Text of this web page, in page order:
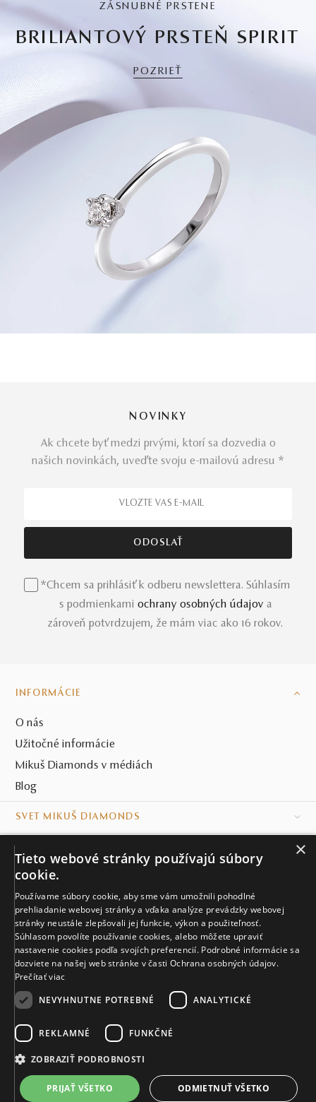
ZÁSNUBNÉ PRSTENE
BRILIANTOVÝ PRSTEŇ SPIRIT
POZRIEŤ
1 647 €
DO KOŠÍKA
NOVINKY
Ak chcete byť medzi prvými, ktorí sa dozvedia o
našich novinkách, uveďte svoju e-mailovú adresu *
*Chcem sa prihlásiť k odberu newslettera. Súhlasím
s podmienkami ochrany osobných údajov a
zároveň potvrdzujem, že mám viac ako 16 rokov.
INFORMÁCIE
O nás
Užitočné informácie
Mikuš Diamonds v médiách
Blog
SVET MIKUŠ DIAMONDS
KONTAKT
Naše klenotníctva
Sídlo spoločnosti
© MIKUŠ DIAMONDS, A.S. 2026. VŠETKY PRÁVA VYHRADENÉ.
×
Tieto webové stránky používajú súbory
cookie.
Používame súbory cookie, aby sme vám umožnili pohodlné
prehliadanie webovej stránky a vďaka analýze prevádzky webovej
stránky neustále zlepšovali jej funkcie, výkon a použiteľnosť.
Súhlasom povolíte používanie cookies, alebo môžete upraviť
nastavenie cookies podľa svojích preferencií. Podrobné informácie sa
dozviete na našej web stránke v časti Ochrana osobných údajov.
Prečítať viac
NEVYHNUTNE POTREBNÉ
ANALYTICKÉ
REKLAMNÉ FUNKČNÉ
ZOBRAZIŤ PODROBNOSTI
PRIJAŤ VŠETKO ODMIETNUŤ VŠETKO